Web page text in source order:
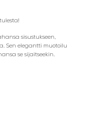
sisustukseen,
Sen elegantti muotoilu
se sijaitseekin.